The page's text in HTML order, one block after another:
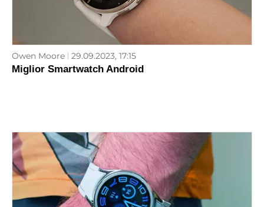
Owen Moore 29.09.2023, 17:15
Miglior Smartwatch Android